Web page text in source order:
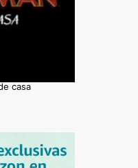
casa